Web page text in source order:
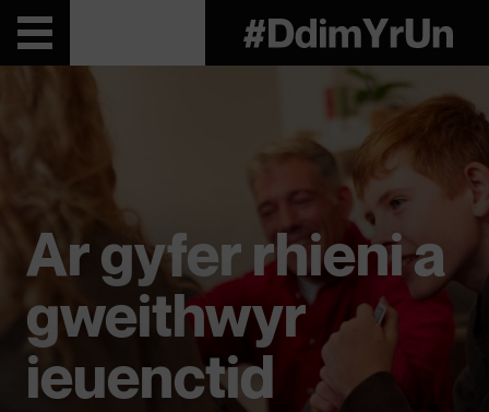
Ar gyfer rhieni a
gweithwyr
ieuenctid